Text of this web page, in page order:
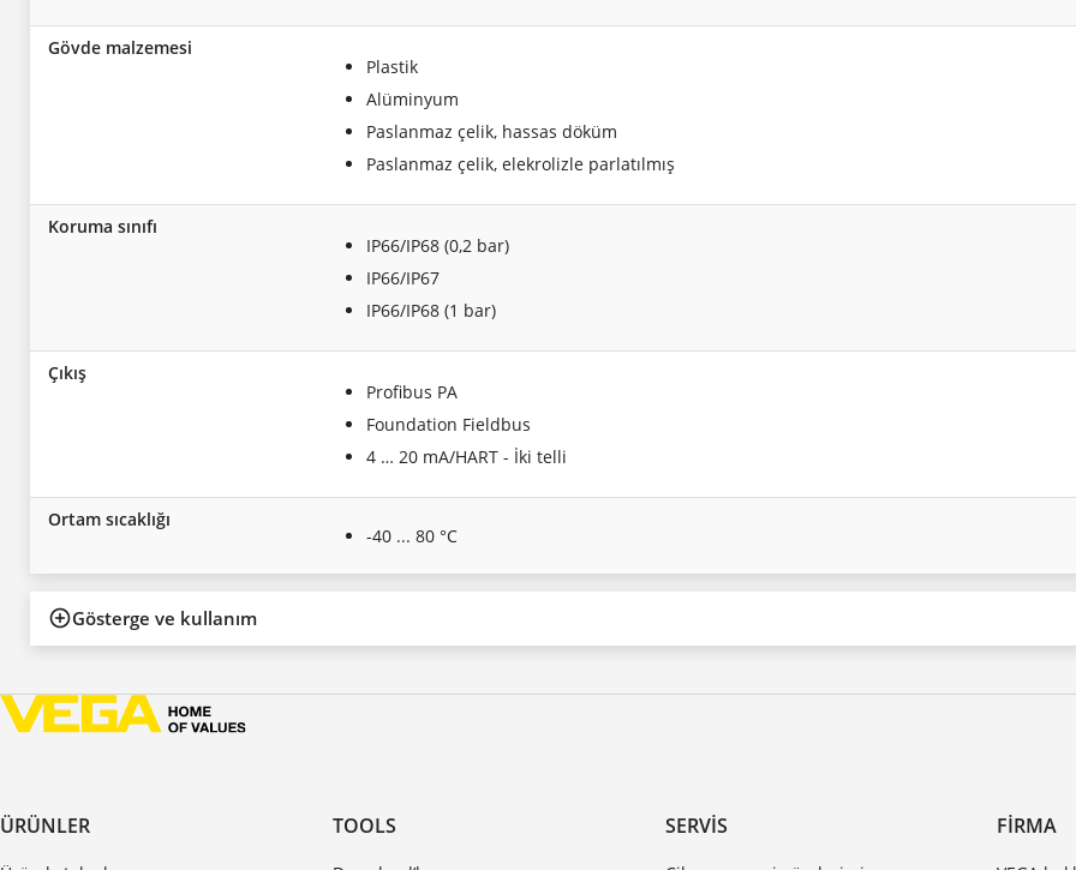
Gövde malzemesi
Plastik
Alüminyum
Paslanmaz çelik, hassas döküm
Paslanmaz çelik, elekrolizle parlatılmış
Koruma sınıfı
IP66/IP68 (0,2 bar)
IP66/IP67
IP66/IP68 (1 bar)
Çıkış
Profibus PA
Foundation Fieldbus
4 … 20 mA/HART - İki telli
Ortam sıcaklığı
-40 ... 80 °C
Gösterge ve kullanım
ÜRÜNLER TOOLS SERVIS FIRMA